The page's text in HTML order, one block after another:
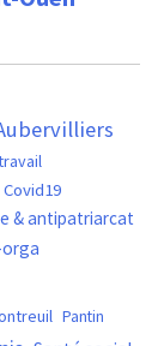
Covid19
& antipatriarcat
Pantin